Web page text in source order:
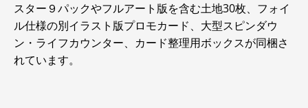
スター９パックやフルアート版を含む土地30枚、フォイ
ル仕様の別イラスト版プロモカード、大型スピンダウ
ン・ライフカウンター、カード整理用ボックスが同梱さ
れています。